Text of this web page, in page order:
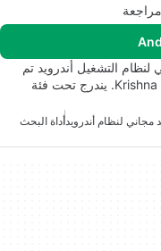
هي تطبيق مجاني لنظام التشغيل أندرويد تم
تطويره بواسطة شركة Krishna Work LLC Developer. يندرج تحت فئة
لنظام أندرويدأداة البحث